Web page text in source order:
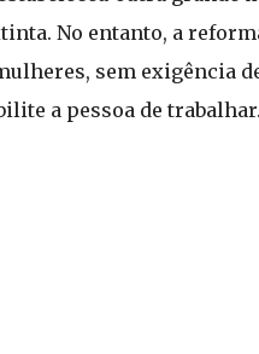
No entanto, a
sem exigência
a pessoa de trabalhar.